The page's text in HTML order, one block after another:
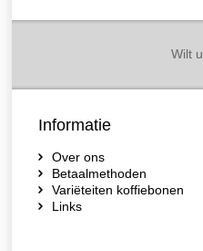
Wilt
Informatie
Over ons
Betaalmethoden
Variëteiten koffiebonen
Links